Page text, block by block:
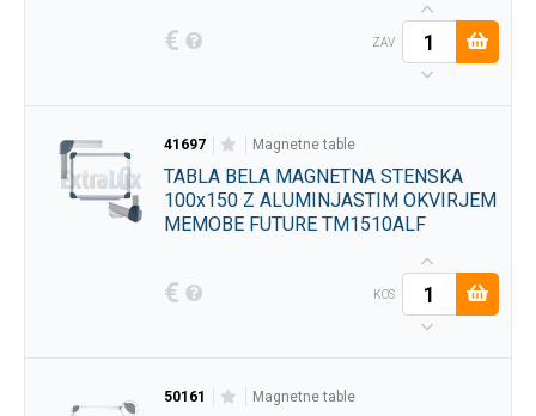
€ ZAV
41697 magnetne table
TABLA BELA MAGNETNA STENSKA
100x150 Z ALUMINJASTIM OKVIRJEM
MEMOBE FUTURE TM1510ALF
€ KOS
50161 magnetne table